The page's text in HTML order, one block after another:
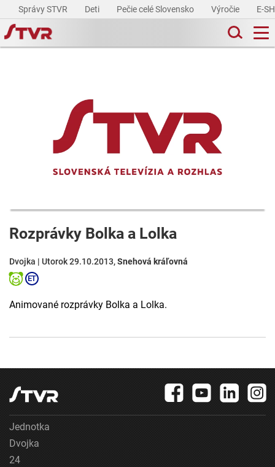
Správy STVR Deti Pečie celé Slovensko Výročie E-
Rozprávky Bolka a Lolka
Dvojka | Utorok 29.10.2013,Snehová kráľovná
Animované rozprávky Bolka a Lolka.
Jednotka
Dvojka
24